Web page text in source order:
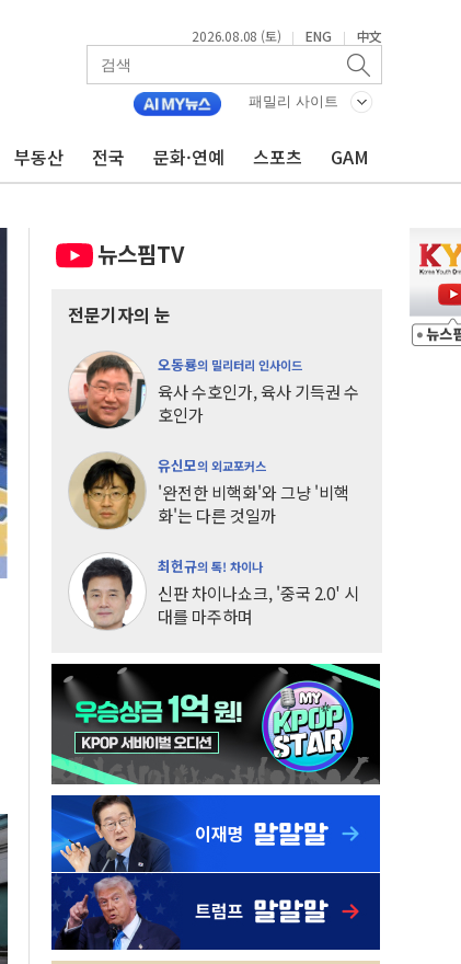
2026.08.08 (토) | ENG | 中文
패밀리 사이트
부동산 전국 문화·연예 스포츠 GAM
뉴스핌TV
전문기자의 눈
오동룡의 밀리터리 인사이드
육사 수호인가, 육사 기득권 수
호인가
유신모의 외교포커스
'완전한 비핵화'와 그냥 '비핵
화'는 다른 것일까
최헌규의 톡! 차이나
신판 차이나쇼크, '중국 2.0' 시
대를 마주하며